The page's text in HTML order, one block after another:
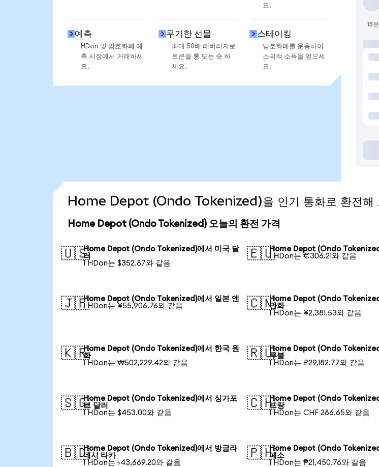
요.
예측
HDon 및 암호화폐 예
측 시장에서 거래하세
요.
무기한 선물
최대 50배 레버리지로
토큰을 롱 또는 숏 하
세요.
스테이킹
암호화폐를 운용하여
소극적 소득을 얻으세
요.
15분
Home Depot (Ondo Tokenized)을 인기 통화로 환전해
Home Depot (Ondo Tokenized) 오늘의 환전 가격
🇺🇸Home Depot (Ondo Tokenized)에서 미국 달
러
1 HDon는 $352.87와 같음
🇪🇺Home Depot (Ondo
1 HDon는 €306.21와 같음
🇯🇵Home Depot (Ondo Tokenized)에서 일본 엔
1 HDon는 ¥55,906.76와 같음
🇨🇳Home Depot (Ondo
안화
1 HDon는 ¥2,381.53와 같음
🇰🇷Home Depot (Ondo Tokenized)에서 한국 원
화
1 HDon는 ₩502,229.42와 같음
🇷🇺Home Depot (Ondo
루블
1 HDon는 ₽29,182.77와 같음
🇸🇬Home Depot (Ondo Tokenized)에서 싱가포
르 달러
1 HDon는 $453.00와 같음
🇨🇭Home Depot (Ondo
프랑
1 HDon는 CHF 286.65와 같음
🇧🇩Home Depot (Ondo Tokenized)에서 방글라
데시 타카
1 HDon는 ৳43,669.20와 같음
🇵🇭Home Depot (Ondo
페소
1 HDon는 ₱21,450.76와 같음